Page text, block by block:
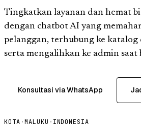
Tingkatkan layanan dan hemat
dengan chatbot AI yang
pelanggan, terhubung ke katalog
serta mengalihkan ke admin saat
Konsultasi via WhatsApp
KOTA ·MALUKU · INDONESIA